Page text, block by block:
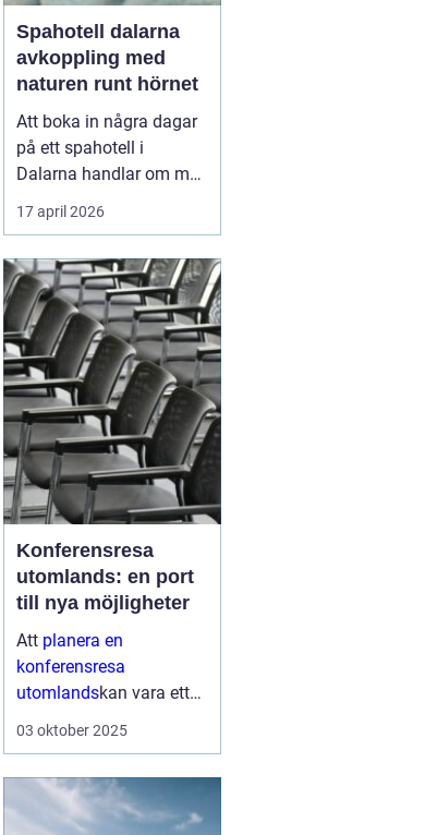
Spahotell dalarna
avkoppling med
naturen runt hörnet
Att boka in några dagar
på ett spahotell i
Dalarna handlar om mer
än varma bad och sköna
behandlingar. Många
kombinationen av
rofyllda miljöer, genuina
dalabyar, god mat och
tydliga årstider. Fjälluft,
sjöutsikt och brasvärme
skapar tillsa...
17 april 2026
Konferensresa
utomlands: en port
till nya möjligheter
Att planera en
konferensresa
utomlandskan vara ett
av de mest spännande
den globala scenen...
03 oktober 2025